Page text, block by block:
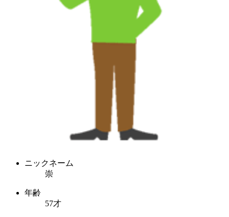
ニックネーム
崇
年齢
57才